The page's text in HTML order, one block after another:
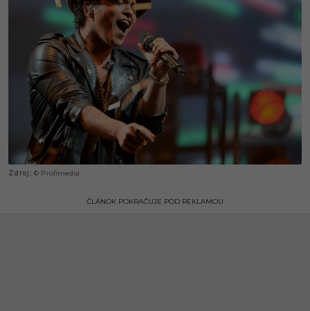
© Profimedia
ČLÁNOK POKRAČUJE POD REKLAMOU